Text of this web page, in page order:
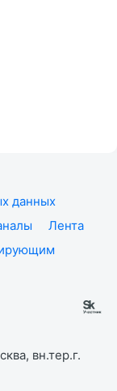
данных
Лента
вн.тер.г.